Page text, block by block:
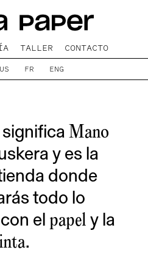
TALLER CONTACTO
FR ENG
Mano
y es la
donde
todo lo
el papel y la
.